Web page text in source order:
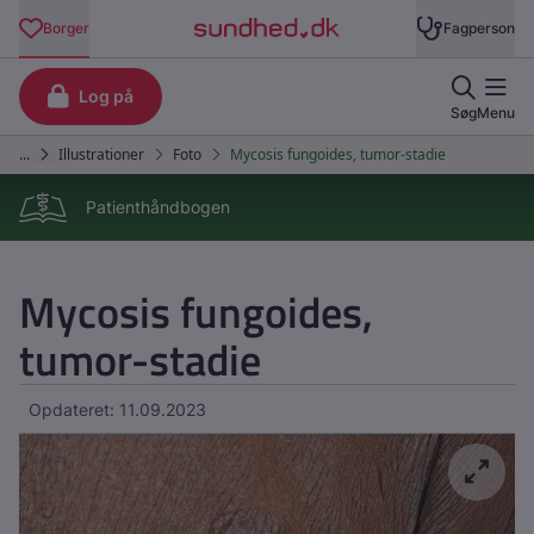
Patienthåndbogen
Mycosis fungoides,
tumor-stadie
Opdateret: 11.09.2023